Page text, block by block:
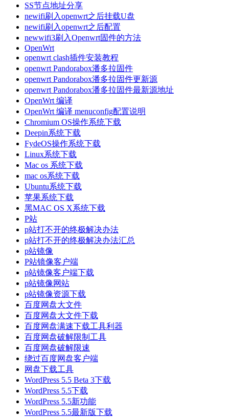
SS节点地址分享
newifi刷入openwrt之后挂载U盘
newifi刷入openwrt之后配置
newwifi3刷入Openwrt固件的方法
OpenWrt
openwrt clash插件安装教程
openwrt Pandorabox潘多拉固件
openwrt Pandorabox潘多拉固件更新源
openwrt Pandorabox潘多拉固件最新源地址
OpenWrt 编译
OpenWrt 编译 menuconfig配置说明
Chromium OS操作系统下载
Deepin系统下载
FydeOS操作系统下载
Linux系统下载
Mac os 系统下载
mac os系统下载
Ubuntu系统下载
苹果系统下载
黑MAC OS X系统下载
P站
p站打不开的终极解决办法
p站打不开的终极解决办法汇总
p站镜像
P站镜像客户端
p站镜像客户端下载
p站镜像网站
p站镜像资源下载
百度网盘大文件
百度网盘大文件下载
百度网盘满速下载工具利器
百度网盘破解限制工具
百度网盘破解限速
绕过百度网盘客户端
网盘下载工具
WordPress 5.5 Beta 3下载
WordPress 5.5下载
WordPress 5.5新功能
WordPress 5.5最新版下载